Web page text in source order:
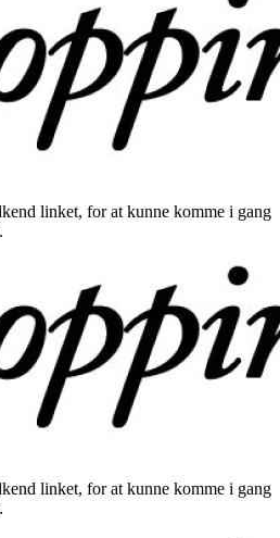
linket, for at kunne komme i gang
linket, for at kunne komme i gang